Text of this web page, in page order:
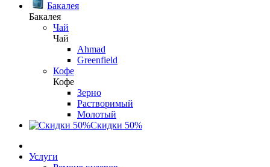
Бакалея
Бакалея
Чай
Чай
Ahmad
Greenfield
Кофе
Кофе
Зерно
Растворимый
Молотый
Скидки 50%
Услуги